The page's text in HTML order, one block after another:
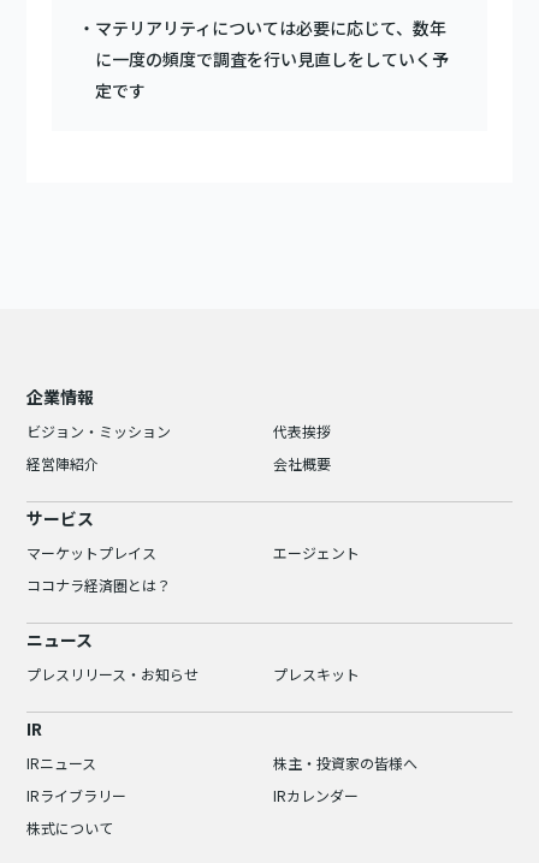
マテリアリティについては必要に応じて、数年
に一度の頻度で調査を行い見直しをしていく予
定です
企業情報
ビジョン・ミッション
代表挨拶
経営陣紹介
会社概要
サービス
マーケットプレイス
エージェント
ココナラ経済圏とは？
ニュース
プレスリリース・お知らせ プレスキット
IR
IRニュース
株主・投資家の皆様へ
IRライブラリー
IRカレンダー
株式について